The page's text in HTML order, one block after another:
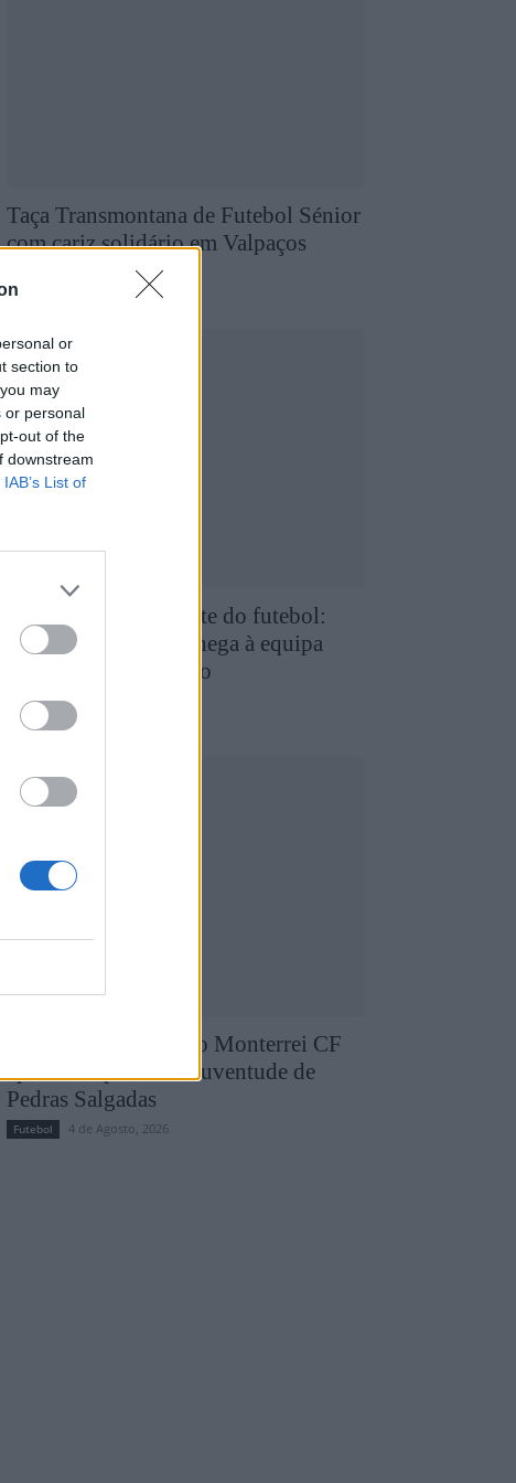
or
section to
may
or personal
out of the
downstream
IAB’s List of
Taça Transmontana de Futebol Sénior
com cariz solidário em Valpaços
5 de Agosto, 2026
De Favaios para a elite do futebol:
Guilherme Chaves chega à equipa
principal do FC Porto
Futebol 5 de Agosto, 2026
Bruno Silva reforça o Monterrei CF
após três épocas no Juventude de
Pedras Salgadas
Futebol 4 de Agosto, 2026